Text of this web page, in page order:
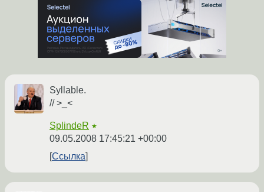
Syllable.
// >_<
SplindeR ★
09.05.2008 17:45:21 +00:00
Ссылка